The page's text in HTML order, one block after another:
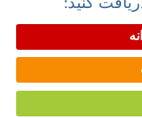
کنید: